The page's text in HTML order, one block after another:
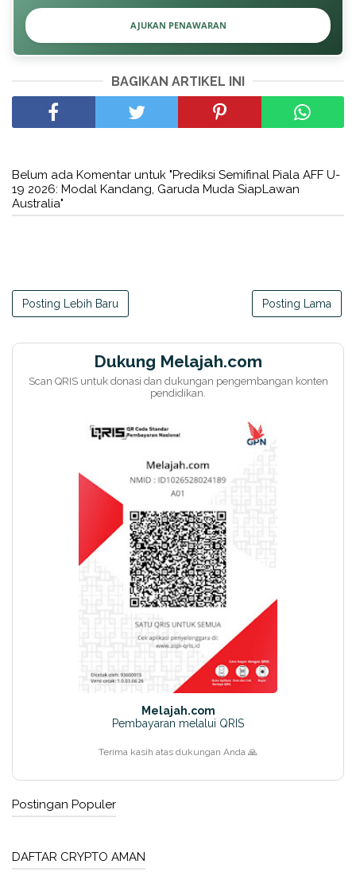
AJUKAN PENAWARAN
BAGIKAN ARTIKEL INI
Belum ada Komentar untuk "Prediksi Semifinal Piala AFF U-
19 2026: Modal Kandang, Garuda Muda SiapLawan
Australia"
Posting Lebih Baru Posting Lama
Dukung Melajah.com
Scan QRIS untuk donasi dan dukungan pengembangan konten
pendidikan.
Melajah.com
Pembayaran melalui QRIS
Terima kasih atas dukungan Anda 🙏
Postingan Populer
DAFTAR CRYPTO AMAN